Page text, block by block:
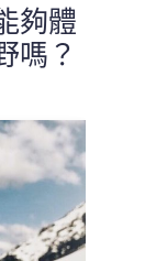
夠體
嗎？